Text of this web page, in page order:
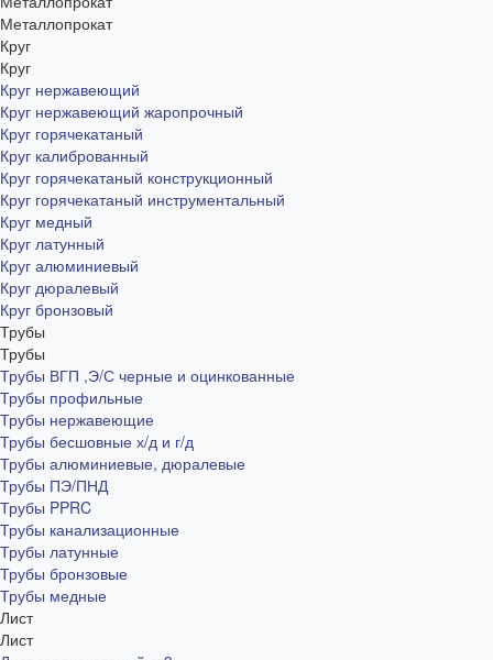
Металлопрокат
Круг
Круг
Круг нержавеющий
Круг нержавеющий жаропрочный
Круг горячекатаный
Круг калиброванный
Круг горячекатаный конструкционный
Круг горячекатаный инструментальный
Круг медный
Круг латунный
Круг алюминиевый
Круг дюралевый
Круг бронзовый
Трубы
Трубы
Трубы ВГП ,Э/С черные и оцинкованные
Трубы профильные
Трубы нержавеющие
Трубы бесшовные х/д и г/д
Трубы алюминиевые, дюралевые
Трубы ПЭ/ПНД
Трубы PPRC
Трубы канализационные
Трубы латунные
Трубы бронзовые
Трубы медные
Лист
Лист